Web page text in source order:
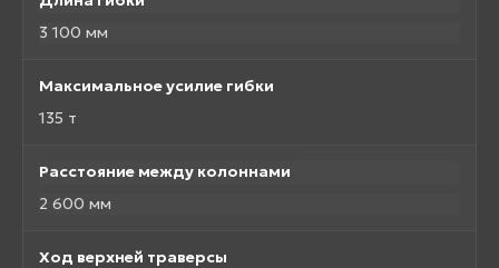
3 100 мм
Максимальное усилие гибки
135 т
Расстояние между колоннами
2 600 мм
Ход верхней траверсы